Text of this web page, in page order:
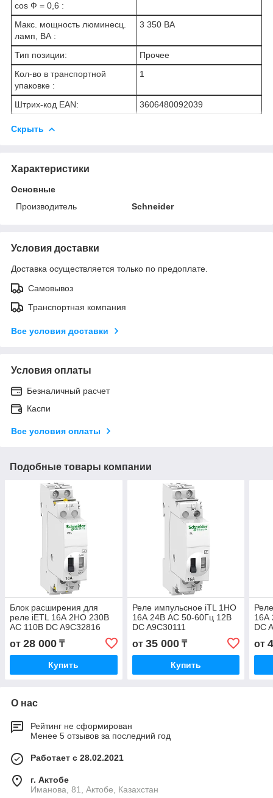
cos Ф = 0,6 :
Макс. мощность люминесц.
ламп, ВА :
3 350 ВА
Тип позиции:
Прочее
Кол-во в транспортной
упаковке :
1
Штрих-код EAN: 3606480092039
Скрыть
Характеристики
Основные
Производитель
Schneider
Условия доставки
Доставка осуществляется только по предоплате.
Самовывоз
Транспортная компания
Все условия доставки
Условия оплаты
Безналичный расчет
Каспи
Все условия оплаты
Подобные товары компании
Блок расширения для
реле iETL 16А 2НО 230В
AC 110В DC A9C32816
от 28 000 ₸
Купить
Реле импульсное iTL 1НО
16А 24В AC 50-60Гц 12В
DC A9C30111
от 35 000₸
Купить
16А
DC
от
О нас
Рейтинг не сформирован
Менее 5 отзывов за последний год
Работает с 28.02.2021
г. Актобе
Иманова, 81, Актобе, Казахстан